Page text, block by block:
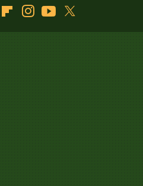
FlipboardInstagramYoutube